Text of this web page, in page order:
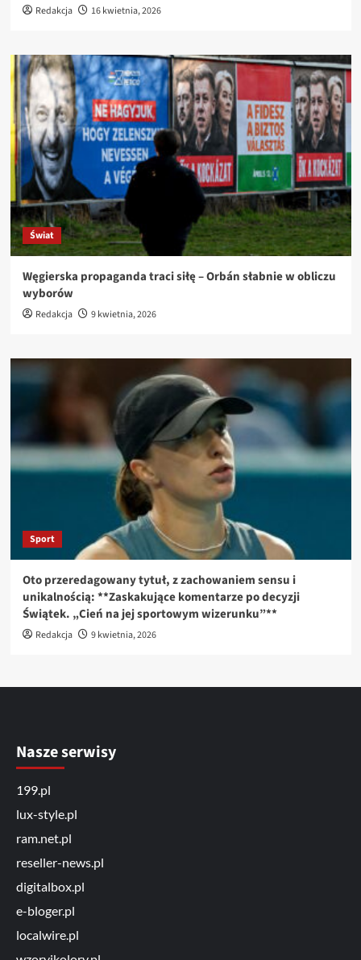
Redakcja 16 kwietnia, 2026
Świat
Węgierska propaganda traci siłę – Orbán słabnie w obliczu
wyborów
Redakcja 9 kwietnia, 2026
Sport
Oto przeredagowany tytuł, z zachowaniem sensu i
unikalnością: **Zaskakujące komentarze po decyzji
Świątek. „Cień na jej sportowym wizerunku”**
Redakcja 9 kwietnia, 2026
Nasze serwisy
199.pl
lux-style.pl
ram.net.pl
reseller-news.pl
digitalbox.pl
e-bloger.pl
localwire.pl